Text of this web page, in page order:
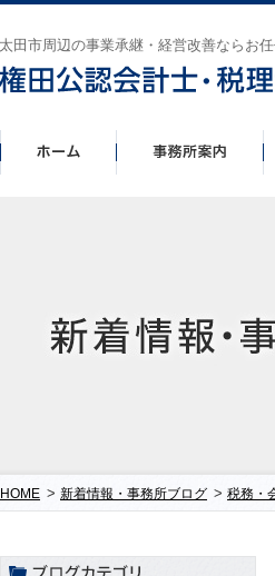
太田市周辺の事業承継・経営改善ならお任
HOME > 新着情報・事務所ブログ > 税務・